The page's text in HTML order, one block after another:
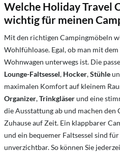
Welche Holiday Travel
wichtig für meinen
Mit den richtigen Campingmöbeln
Wohlfühloase. Egal, ob man mit
Wohnwagen unterwegs ist. Die
Lounge-Faltsessel, Hocker,Stühle
maximalen Komfort auf kleinem
Organizer,Trinkgläserund eine
die Ausstattung ab und machen den
Zuhause auf Zeit. Ein klappbarer
und ein bequemer Faltsessel sind
unverzichtbar. So können Sie